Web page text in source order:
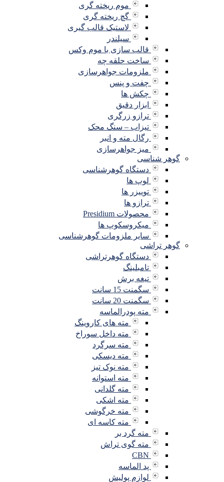
موم ریخته گری
گچ ریخته گری
لاستیک قالب گیری
سیلندر
قالب سازی با موم وکس
ساخت حلقه چه
ملزومات جواهرسازی
چفت و پنس
چکش ها
ابزار دقیق
ترازو زرگری
تیزاب – سنگ محک
رگال مته و انبر
میز جواهرسازی
گوهر شناسی
دستگاه گوهرشناسی
لوپ ها
توییزر ها
ترازو ها
محصولات Presidium
میکروسکوپ ها
سایر ملزومات گوهرشناسی
گوهر تراشی
دستگاه گوهرتراشی
تامبلینگ
تیغه برش
سگمنت 15 سانت
سگمنت 20 سانت
مته پودرالماسه
مته های کاروینگ
مته داخل سوراخ
مته سرگرد
مته دیسکی
مته نوک تیز
مته استوانه
مته گلدانی
مته اشکی
مته خرگوشی
مته کاسه ای
مته گرد بر
مته گوی تراش
CBN
پد الماسه
لوازم پولیش